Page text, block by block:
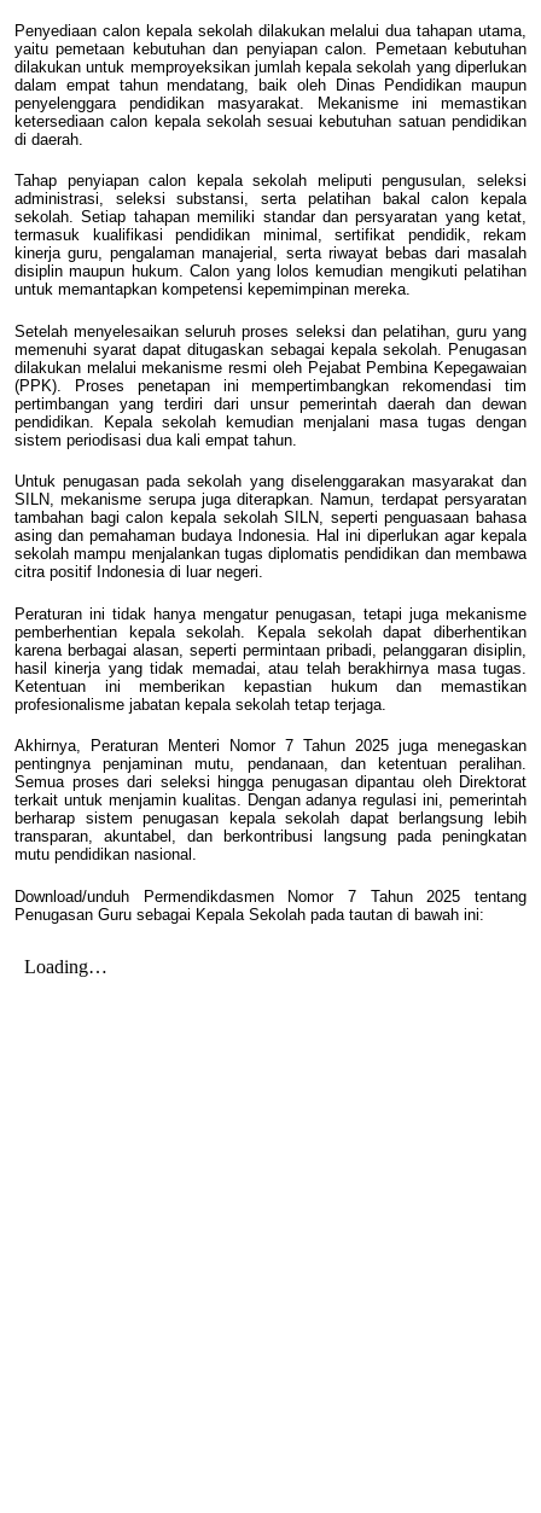
Penyediaan calon kepala sekolah dilakukan melalui dua tahapan utama,
yaitu pemetaan kebutuhan dan penyiapan calon. Pemetaan kebutuhan
dilakukan untuk memproyeksikan jumlah kepala sekolah yang diperlukan
dalam empat tahun mendatang, baik oleh Dinas Pendidikan maupun
penyelenggara pendidikan masyarakat. Mekanisme ini memastikan
ketersediaan calon kepala sekolah sesuai kebutuhan satuan pendidikan
di daerah.
Tahap penyiapan calon kepala sekolah meliputi pengusulan, seleksi
administrasi, seleksi substansi, serta pelatihan bakal calon kepala
sekolah. Setiap tahapan memiliki standar dan persyaratan yang ketat,
termasuk kualifikasi pendidikan minimal, sertifikat pendidik, rekam
kinerja guru, pengalaman manajerial, serta riwayat bebas dari masalah
disiplin maupun hukum. Calon yang lolos kemudian mengikuti pelatihan
untuk memantapkan kompetensi kepemimpinan mereka.
Setelah menyelesaikan seluruh proses seleksi dan pelatihan, guru yang
memenuhi syarat dapat ditugaskan sebagai kepala sekolah. Penugasan
dilakukan melalui mekanisme resmi oleh Pejabat Pembina Kepegawaian
(PPK). Proses penetapan ini mempertimbangkan rekomendasi tim
pertimbangan yang terdiri dari unsur pemerintah daerah dan dewan
pendidikan. Kepala sekolah kemudian menjalani masa tugas dengan
sistem periodisasi dua kali empat tahun.
Untuk penugasan pada sekolah yang diselenggarakan masyarakat dan
SILN, mekanisme serupa juga diterapkan. Namun, terdapat persyaratan
tambahan bagi calon kepala sekolah SILN, seperti penguasaan bahasa
asing dan pemahaman budaya Indonesia. Hal ini diperlukan agar kepala
sekolah mampu menjalankan tugas diplomatis pendidikan dan membawa
citra positif Indonesia di luar negeri.
Peraturan ini tidak hanya mengatur penugasan, tetapi juga mekanisme
pemberhentian kepala sekolah. Kepala sekolah dapat diberhentikan
karena berbagai alasan, seperti permintaan pribadi, pelanggaran disiplin,
hasil kinerja yang tidak memadai, atau telah berakhirnya masa tugas.
Ketentuan ini memberikan kepastian hukum dan memastikan
profesionalisme jabatan kepala sekolah tetap terjaga.
Akhirnya, Peraturan Menteri Nomor 7 Tahun 2025 juga menegaskan
pentingnya penjaminan mutu, pendanaan, dan ketentuan peralihan.
Semua proses dari seleksi hingga penugasan dipantau oleh Direktorat
terkait untuk menjamin kualitas. Dengan adanya regulasi ini, pemerintah
berharap sistem penugasan kepala sekolah dapat berlangsung lebih
transparan, akuntabel, dan berkontribusi langsung pada peningkatan
mutu pendidikan nasional.
Download/unduh Permendikdasmen Nomor 7 Tahun 2025 tentang
Penugasan Guru sebagai Kepala Sekolah pada tautan di bawah ini: